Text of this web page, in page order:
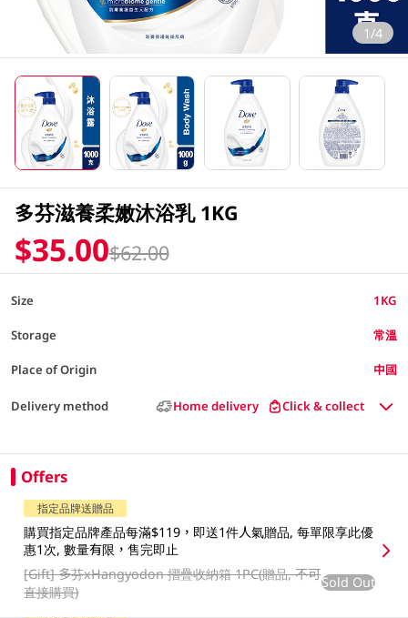
1/4
多芬滋養柔嫩沐浴乳 1KG
$35.00$62.00
Size 1KG
Storage 常溫
Place of Origin 中國
Delivery method Home delivery Click & collect
Offers
指定品牌送贈品
購買指定品牌產品每滿$119，即送1件人氣贈品, 每單限享此優
惠1次, 數量有限，售完即止
[Gift]多芬xHangyodon 摺疊收納箱 1PC(贈品, 不可
直接購買)
Sold Out